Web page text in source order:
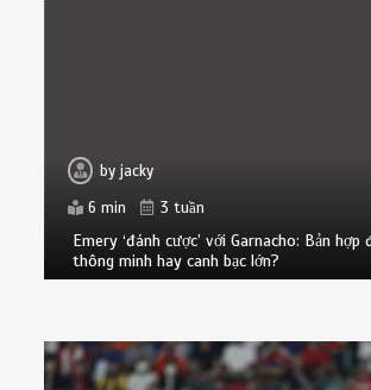
byjacky
6 min
3 tuần
Emery ‘đánh cược’ với Garnacho: Bản hợp
thông minh hay canh bạc lớn?